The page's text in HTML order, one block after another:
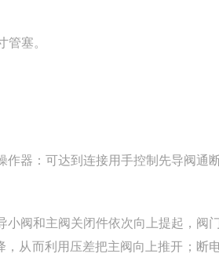
塞。
器：可达到连接用手控制先导阀通
阀和主阀关闭件依次向上提起，阀
从而利用压差把主阀向上推开；断